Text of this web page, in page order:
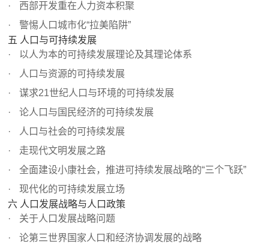
西部开发重在人力资本积聚
警惕人口城市化“拉美陷阱”
五 人口与可持续发展
以人为本的可持续发展理论及其理论体系
人口与资源的可持续发展
谋求21世纪人口与环境的可持续发展
论人口与国民经济的可持续发展
人口与社会的可持续发展
走现代文明发展之路
全面建设小康社会，推进可持续发展战略的“三个飞跃”
现代化的可持续发展立场
六 人口发展战略与人口政策
关于人口发展战略问题
论第三世界国家人口和经济协调发展的战略